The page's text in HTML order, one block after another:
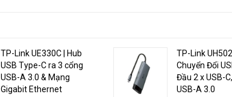
giây, băng thông cao nhất cho định dạng video hiện nay.
8 kênh tiếng 24-bit ở 192 Hz, thừa đủ cho những hệ thống
Để có thể có được một chất lượng âm thanh tương tự như
TP-Link UE330C | Hub
USB Type-C ra 3 cổng
USB-A 3.0 & Mạng
Gigabit Ethernet
TP-Link
Chuyển Đổi
Đầu 2 x USB-
USB-A 3.0